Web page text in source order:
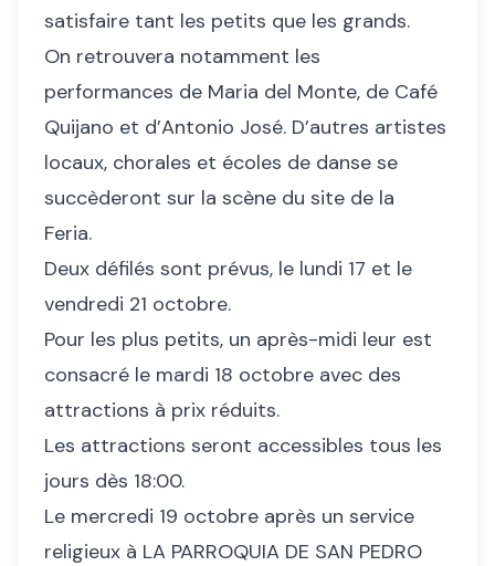
satisfaire tant les petits que les grands.
On retrouvera notamment les
performances de Maria del Monte, de Café
Quijano et d’Antonio José. D’autres artistes
locaux, chorales et écoles de danse se
succèderont sur la scène du site de la
Feria.
Deux défilés sont prévus, le lundi 17 et le
vendredi 21 octobre.
Pour les plus petits, un après-midi leur est
consacré le mardi 18 octobre avec des
attractions à prix réduits.
Les attractions seront accessibles tous les
jours dès 18:00.
Le mercredi 19 octobre après un service
religieux à LA PARROQUIA DE SAN PEDRO